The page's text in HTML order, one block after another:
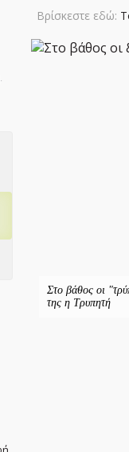
Βρίσκεστε εδώ:
Στο βάθος οι
της η Τρυπητή